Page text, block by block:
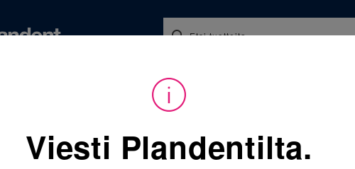
Ajankohtaista
sisään nähdäksesi hinnat. Tarvitsetko tunnukset verkkokauppaan? Tilaa ne
Sijainti:Tarvikkeet / Oikominen
Viesti Plandentilta.